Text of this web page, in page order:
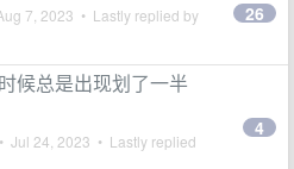
7, 2023 • Lastly replied by 26
候总是出现划了一半
• Jul 24, 2023 • Lastly replied
4